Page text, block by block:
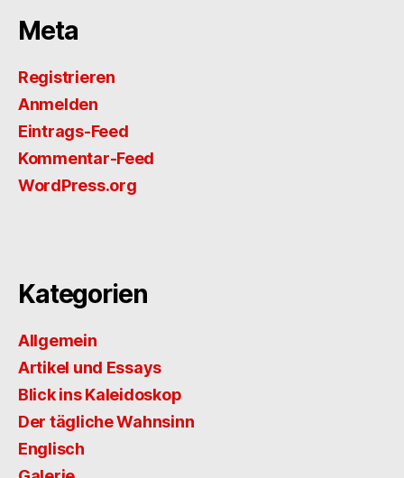
Meta
Registrieren
Anmelden
Eintrags-Feed
Kommentar-Feed
WordPress.org
Kategorien
Allgemein
Artikel und Essays
Blick ins Kaleidoskop
Der tägliche Wahnsinn
Englisch